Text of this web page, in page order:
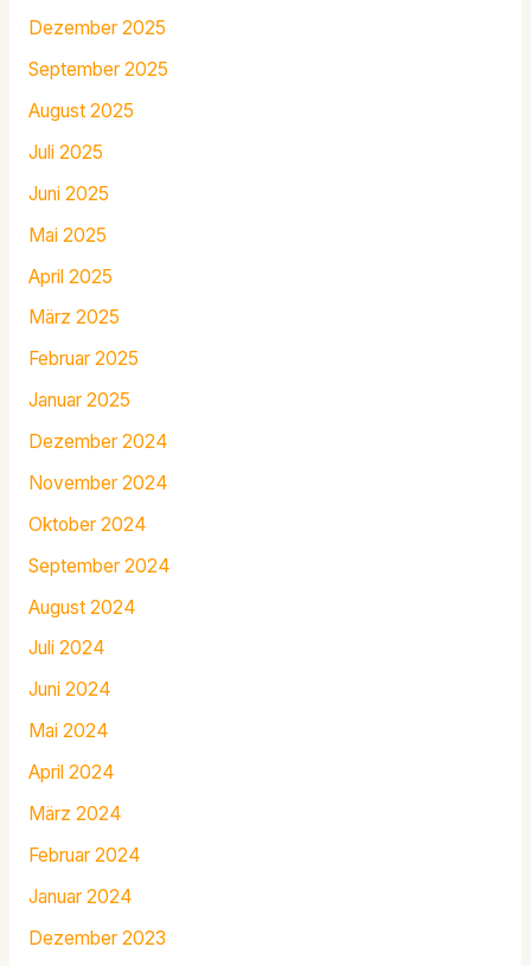
Dezember 2025
September 2025
August 2025
Juli 2025
Juni 2025
Mai 2025
April 2025
März 2025
Februar 2025
Januar 2025
Dezember 2024
November 2024
Oktober 2024
September 2024
August 2024
Juli 2024
Juni 2024
Mai 2024
April 2024
März 2024
Februar 2024
Januar 2024
Dezember 2023